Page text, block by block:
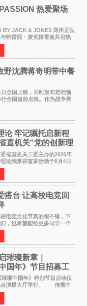
热爱聚场
JACK & JONES 郑州正弘
特雷西・麦克格雷迪共启热
日，
全国首店，于郑
NBA 传奇球星
野沈腾蒋奇明带中餐
全国上映，同时发布定档预
全国超前点映。作为战争美
论 牢记嘱托启新程
机关“党的创新理
讲活动圆满落幕
直机关工委主办的2026年
论我来讲宣讲活动于8月4日
活动以 "牢记嘱托 感恩奋进
"为主题，坚持以新时代中国
搭台 让高校电竞回
竞文化节真的很不错，下
，也希望能给更多同学一个
2026卓威高校电竞文化节
动结束后，仍有不少高校电
璀璨新章｜
国年》节目招募工
璨中国年》特别节目启动仪
台演播大厅举行。 传播中
扬纯正国风艺术，打造高规
的文艺盛典，是璀璨中国年